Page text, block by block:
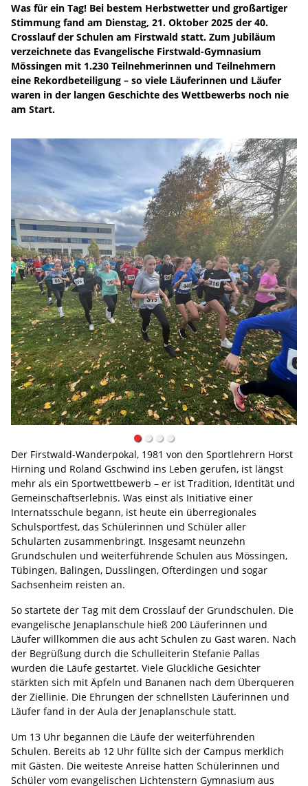
Was für ein Tag! Bei bestem Herbstwetter und großartiger
Stimmung fand am Dienstag, 21. Oktober 2025 der 40.
Crosslauf der Schulen am Firstwald statt. Zum Jubiläum
verzeichnete das Evangelische Firstwald-Gymnasium
Mössingen mit 1.230 Teilnehmerinnen und Teilnehmern
eine Rekordbeteiligung – so viele Läuferinnen und Läufer
waren in der langen Geschichte des Wettbewerbs noch nie
am Start.
Der Firstwald-Wanderpokal, 1981 von den Sportlehrern Horst
Hirning und Roland Gschwind ins Leben gerufen, ist längst
mehr als ein Sportwettbewerb – er ist Tradition, Identität und
Gemeinschaftserlebnis. Was einst als Initiative einer
Internatsschule begann, ist heute ein überregionales
Schulsportfest, das Schülerinnen und Schüler aller
Schularten zusammenbringt. Insgesamt neunzehn
Grundschulen und weiterführende Schulen aus Mössingen,
Tübingen, Balingen, Dusslingen, Ofterdingen und sogar
Sachsenheim reisten an.
So startete der Tag mit dem Crosslauf der Grundschulen. Die
evangelische Jenaplanschule hieß 200 Läuferinnen und
Läufer willkommen die aus acht Schulen zu Gast waren. Nach
der Begrüßung durch die Schulleiterin Stefanie Pallas
wurden die Läufe gestartet. Viele Glückliche Gesichter
stärkten sich mit Äpfeln und Bananen nach dem Überqueren
der Ziellinie. Die Ehrungen der schnellsten Läuferinnen und
Läufer fand in der Aula der Jenaplanschule statt.
Um 13 Uhr begannen die Läufe der weiterführenden
Schulen. Bereits ab 12 Uhr füllte sich der Campus merklich
mit Gästen. Die weiteste Anreise hatten Schülerinnen und
Schüler vom evangelischen Lichtenstern Gymnasium aus